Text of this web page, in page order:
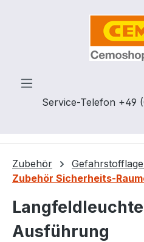
Zum Hauptinhalt springen
Service-Telefon +49
Zubehör
Zubehör Sicherheits-
Ausführung